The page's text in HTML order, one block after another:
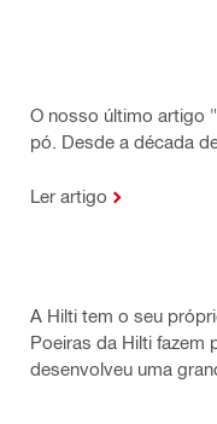
O nosso último artigo
pó. Desde a década
Ler artigo
A Hilti tem o seu
Poeiras da Hilti fazem
desenvolveu uma